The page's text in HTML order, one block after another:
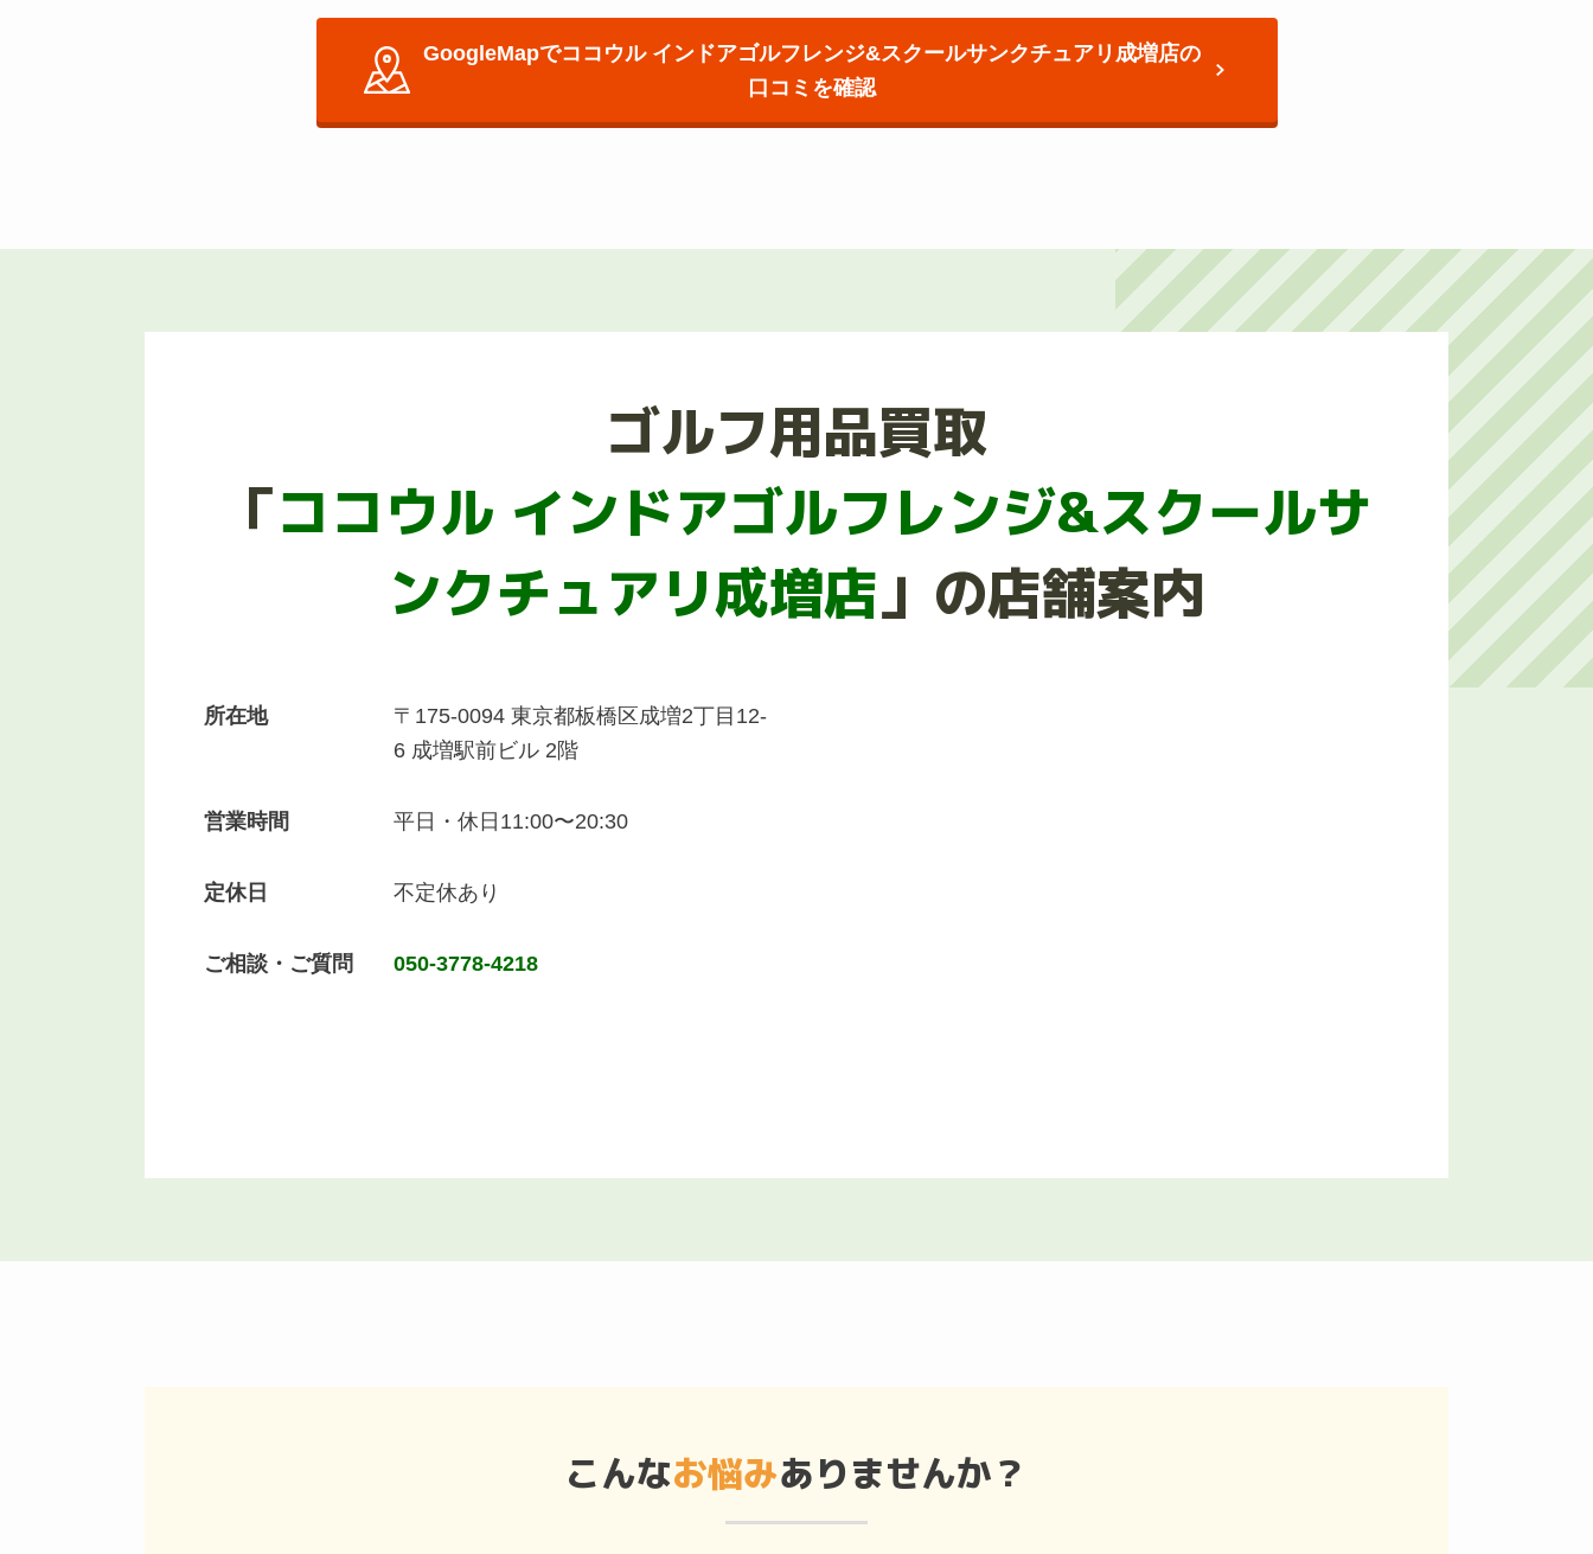
GoogleMapでココウル インドアゴルフレンジ&スクールサンクチュアリ成増店の
口コミを確認
ゴルフ用品買取
「ココウル インドアゴルフレンジ&スクールサ
ンクチュアリ成増店」の店舗案内
所在地
〒175-0094 東京都板橋区成増2丁目12-
6 成増駅前ビル 2階
営業時間 平日・休日11:00〜20:30
定休日 不定休あり
ご相談・ご質問 050-3778-4218
こんなお悩みありませんか？